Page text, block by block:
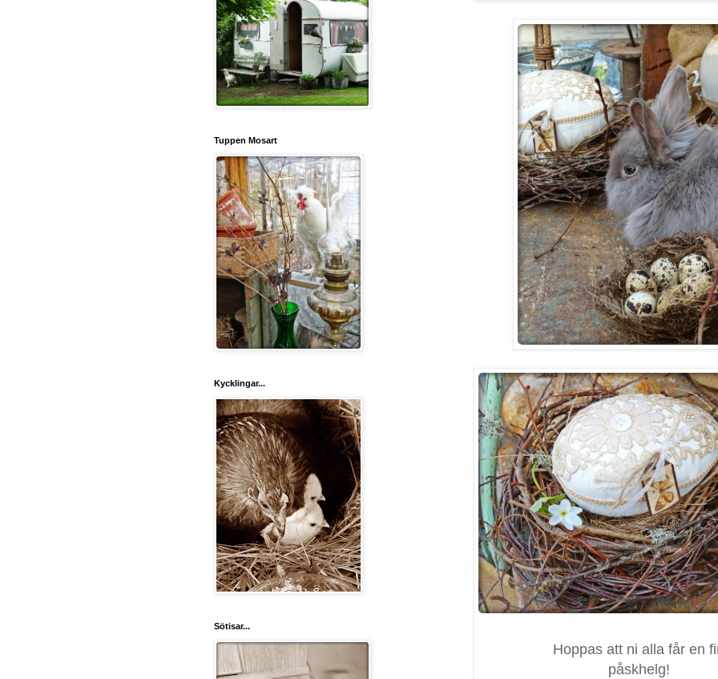
Hoppas att ni alla får en
påskhelg!
Tuppen Mosart
Kycklingar...
Sötisar...